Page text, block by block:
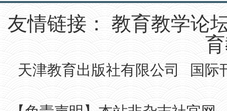
友情链接： 教育教学论
天津教育出版社有限公司 国际